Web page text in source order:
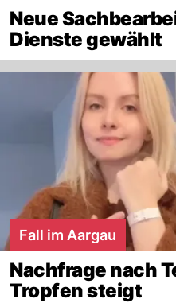
Neue
Dienste gewählt
Fall im Aargau
Nachfrage nach
Tropfen steigt